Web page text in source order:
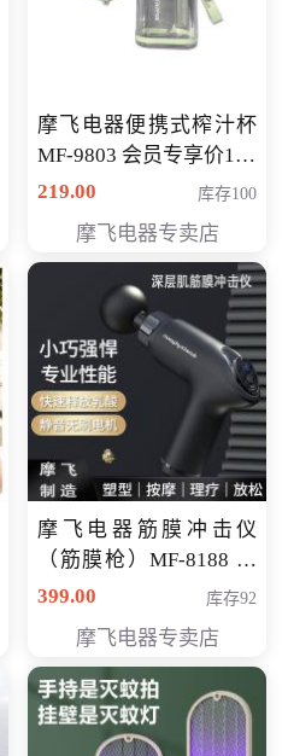
摩飞电器便携式榨汁杯
MF-9803 会员专享价138
元
219.00 库存100
摩飞电器专卖店
摩飞电器筋膜冲击仪
（筋膜枪）MF-8188 会
员专享价268元
399.00 库存92
摩飞电器专卖店